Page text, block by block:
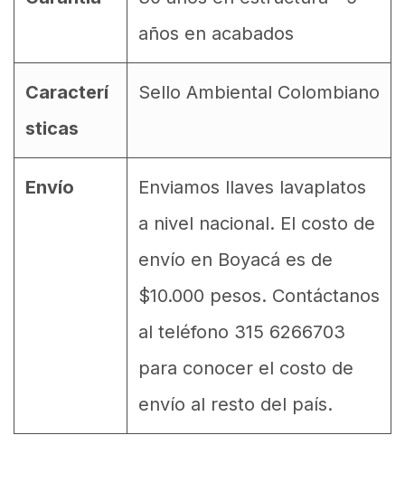
años en acabados
Caracterí
sticas
Sello Ambiental Colombiano
Envío
Enviamos llaves lavaplatos
a nivel nacional. El costo de
envío en Boyacá es de
$10.000 pesos. Contáctanos
al teléfono 315 6266703
para conocer el costo de
envío al resto del país.